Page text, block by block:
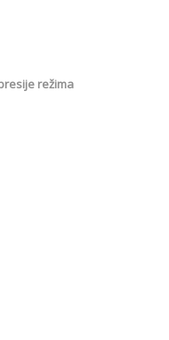
režima